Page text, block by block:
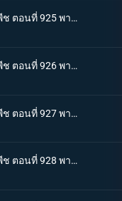
One piece วันพีช ตอนที่ 925 พากย์ไทย การต่อสู้ครั้งใหญ่! ผู้พิทักษ์หน้ากากโซบะ!
One piece วันพีช ตอนที่ 926 พากย์ไทย เข้าตาจน โอโรจิโอนิวาบังที่แสนอันตราย
One piece วันพีช ตอนที่ 927 พากย์ไทย ขุมนรก! พญาอสรพิษผู้น่าสะพรึง โชกุนโอโรจิ
One piece วันพีช ตอนที่ 928 พากย์ไทย ดอกไม้ที่ปลิดปลิว! วาระสุดท้ายของหญิงงามแห่งวาโนะ